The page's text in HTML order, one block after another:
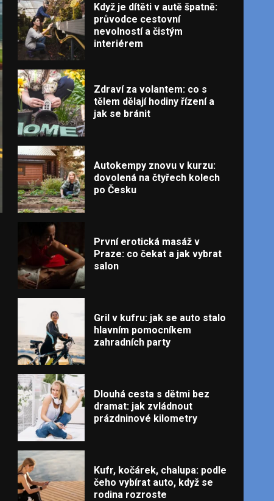
Když je dítěti v autě špatně:
průvodce cestovní
nevolností a čistým
interiérem
Zdraví za volantem: co s
tělem dělají hodiny řízení a
jak se bránit
Autokempy znovu v kurzu:
dovolená na čtyřech kolech
po Česku
První erotická masáž v
Praze: co čekat a jak vybrat
salon
Gril v kufru: jak se auto stalo
hlavním pomocníkem
zahradních party
Dlouhá cesta s dětmi bez
dramat: jak zvládnout
prázdninové kilometry
Kufr, kočárek, chalupa: podle
čeho vybírat auto, když se
rodina rozroste